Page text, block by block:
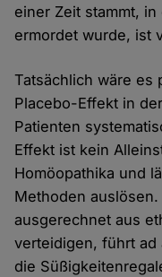
einer Zeit stammt,
ermordet wurde, ist
Tatsächlich wäre es
Placebo-Effekt in
Patienten
Effekt ist kein
Homöopathika und
Methoden
ausgerechnet aus
verteidigen, führt ad
die